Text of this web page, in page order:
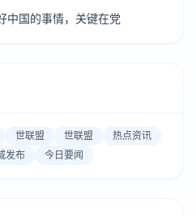
中国的事情，关键在党
世联盟 世联盟
热点资讯
发布 今日要闻